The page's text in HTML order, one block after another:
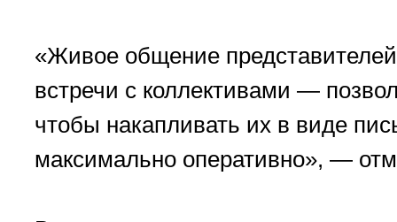
«Живое общение
встречи с коллективами —
чтобы накапливать их в виде
максимально оперативно», —